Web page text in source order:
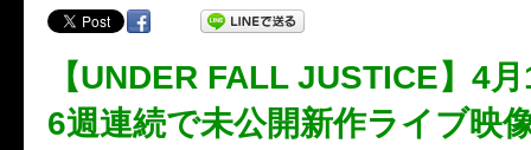
【UNDER FALL JUSTICE】4
6週連続で未公開新作ライブ映